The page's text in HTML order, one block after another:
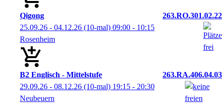
Qigong
263.RO.301.02.22
25.09.26 - 04.12.26 (10-mal) 09:00 - 10:15
Rosenheim
B2 Englisch - Mittelstufe
263.RA.406.04.03
29.09.26 - 08.12.26 (10-mal) 19:15 - 20:30
Neubeuern